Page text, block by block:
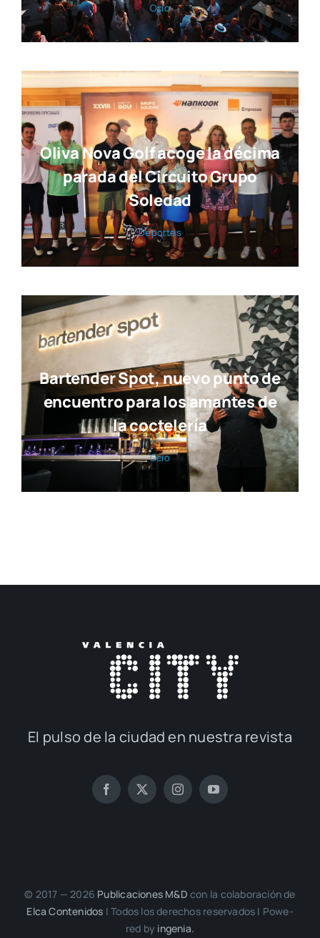
Ocio
Oliva Nova Golf acoge la décima
parada del Circuito Grupo
Soledad
Depor­tes
Bartender Spot, nuevo punto de
encuentro para los amantes de
la coctelería
Ocio
El pul­so de la ciu­dad en nues­tra revis­ta
© 2017 — 2026 Publi­ca­cio­nes M&D con la cola­bo­ra­ción de
Elca Con­te­ni­dos | Todos los dere­chos reser­va­dos | Powe­
red by inge­nia.